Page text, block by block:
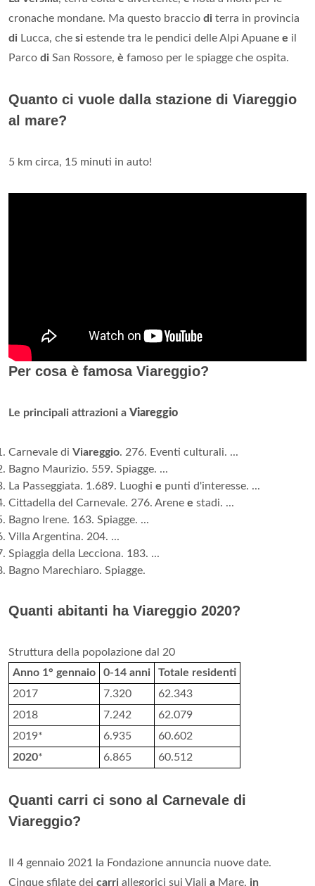
cronache mondane. Ma questo braccio di terra in provincia
di Lucca, che si estende tra le pendici delle Alpi Apuane e il
Parco di San Rossore, è famoso per le spiagge che ospita.
Quanto ci vuole dalla stazione di Viareggio
al mare?
5 km circa, 15 minuti in auto!
Per cosa è famosa Viareggio?
Le principali attrazioni a Viareggio
Carnevale di Viareggio. 276. Eventi culturali. ...
Bagno Maurizio. 559. Spiagge. ...
La Passeggiata. 1.689. Luoghi e punti d'interesse. ...
Cittadella del Carnevale. 276. Arene e stadi. ...
Bagno Irene. 163. Spiagge. ...
Villa Argentina. 204. ...
Spiaggia della Lecciona. 183. ...
Bagno Marechiaro. Spiagge.
Quanti abitanti ha Viareggio 2020?
Struttura della popolazione dal 20
Anno 1° gennaio
0-14 anni
Totale residenti
2017
7.320
62.343
2018
7.242
62.079
2019*
6.935
60.602
2020* 6.865 60.512
Quanti carri ci sono al Carnevale di
Viareggio?
Il 4 gennaio 2021 la Fondazione annuncia nuove date.
Cinque sfilate dei carri allegorici sui Viali a Mare, in